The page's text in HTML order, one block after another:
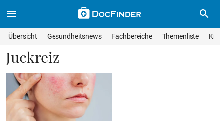
Übersicht Gesundheitsnews Fachbereiche ThemenlisteSuche
Juckreiz